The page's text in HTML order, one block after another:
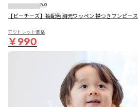
5.0
【ピーチーズ】袖配色 胸元ワッペン 襟つきワンピース
アウトレット価格
￥990